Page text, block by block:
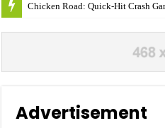
Chicken Road: Quick‑Hit Crash
Advertisement